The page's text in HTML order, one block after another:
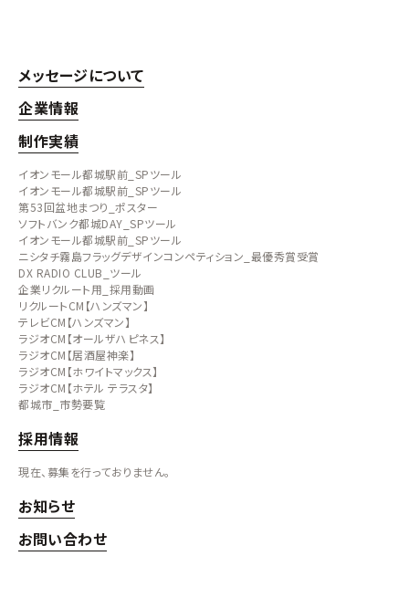
メッセージについて
企業情報
制作実績
イオンモール都城駅前_SPツール
イオンモール都城駅前_SPツール
第53回盆地まつり_ポスター
ソフトバンク都城DAY_SPツール
イオンモール都城駅前_SPツール
ニシタチ霧島フラッグデザインコンペティション_最優秀賞受賞
DX RADIO CLUB_ツール
企業リクルート用_採用動画
リクルートCM【ハンズマン】
テレビCM【ハンズマン】
ラジオCM【オールザハピネス】
ラジオCM【居酒屋神楽】
ラジオCM【ホワイトマックス】
ラジオCM【ホテル テラスタ】
都城市_市勢要覧
採用情報
現在、募集を行っておりません。
お知らせ
お問い合わせ